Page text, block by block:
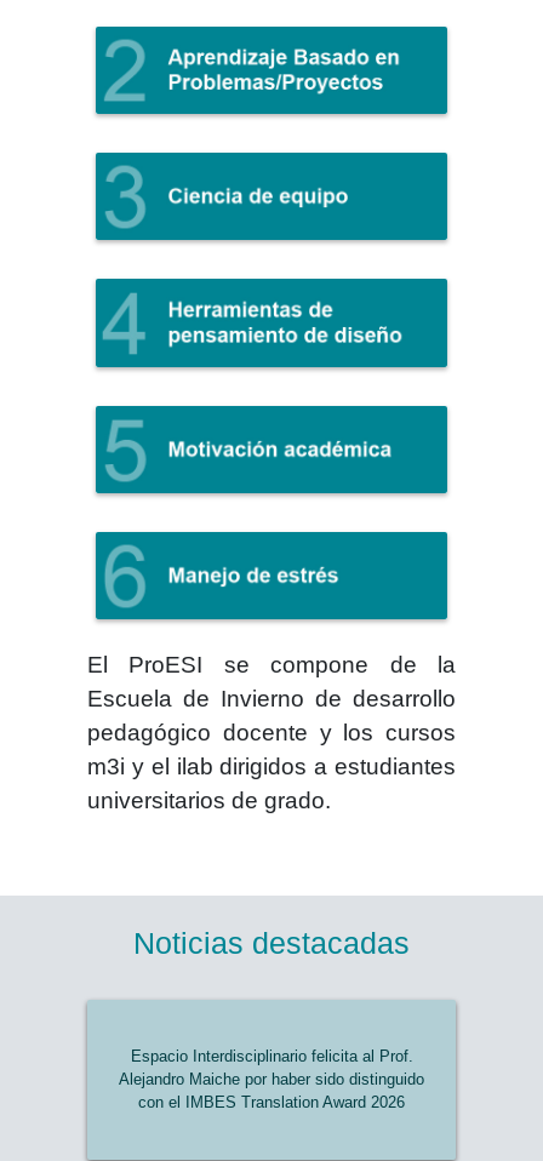
El ProESI se compone de la
Escuela de Invierno de desarrollo
pedagógico docente y los cursos
m3i y el ilab dirigidos a estudiantes
universitarios de grado.
Noticias destacadas
Espacio Interdisciplinario felicita al Prof.
Alejandro Maiche por haber sido distinguido
con el IMBES Translation Award 2026